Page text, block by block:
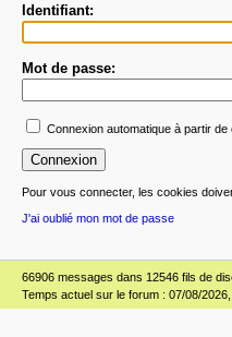
Identifiant:
Mot de passe:
Connexion automatique à partir de
Pour vous connecter, les cookies
J'ai oublié mon mot de passe
66906 messages dans 12546 fils de
Temps actuel sur le forum : 07/08/